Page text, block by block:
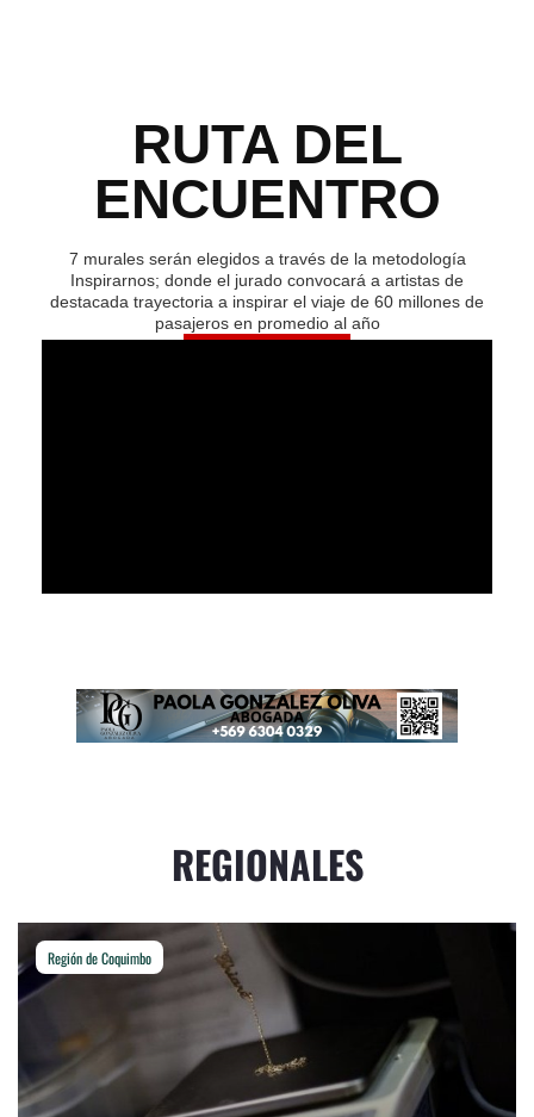
RUTA DEL
ENCUENTRO
7 murales serán elegidos a través de la metodología
Inspirarnos; donde el jurado convocará a artistas de
destacada trayectoria a inspirar el viaje de 60 millones de
pasajeros en promedio al año
REGIONALES
Región de Coquimbo